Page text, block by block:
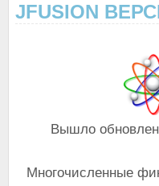
JFUSION
Вышло
Многочисленные